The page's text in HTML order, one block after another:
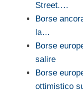
Street.…
Borse
la…
Borse
salire
Borse
ottimistico